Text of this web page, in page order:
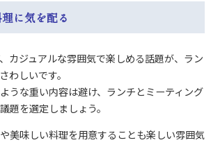
に気を配る
カジュアルな雰囲気で楽しめる話題が、ラン
わしいです。
うな重い内容は避け、ランチとミーティング
題を選定しましょう。
美味しい料理を用意することも楽しい雰囲気